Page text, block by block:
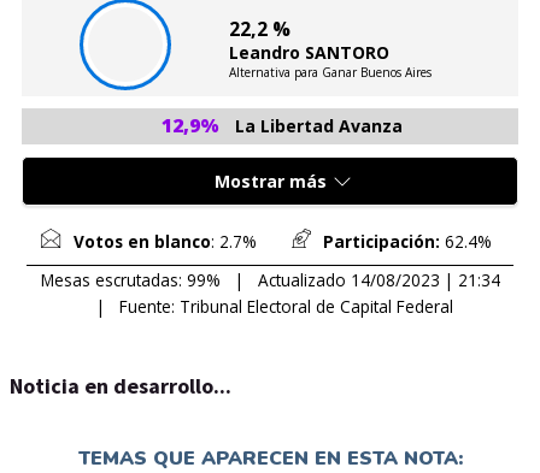
Noticia en desarrollo...
TEMAS QUE APARECEN EN ESTA NOTA: